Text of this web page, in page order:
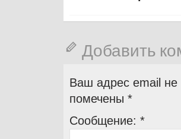
Добавить
Ваш адрес email не
помечены *
Сообщение: *